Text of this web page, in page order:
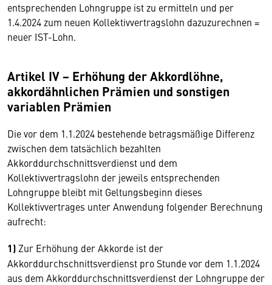
entsprechenden Lohngruppe ist zu ermitteln und per
1.4.2024 zum neuen Kollektivvertragslohn dazuzurechnen =
neuer IST-Lohn.
Artikel IV − Erhöhung der Akkordlöhne,
akkordähnlichen Prämien und sonstigen
variablen Prämien
Die vor dem 1.1.2024 bestehende betragsmäßige Differenz
zwischen dem tatsächlich bezahlten
Akkorddurchschnittsverdienst und dem
Kollektivvertragslohn der jeweils entsprechenden
Lohngruppe bleibt mit Geltungsbeginn dieses
Kollektivvertrages unter Anwendung folgender Berechnung
aufrecht:
1) Zur Erhöhung der Akkorde ist der
Akkorddurchschnittsverdienst pro Stunde vor dem 1.1.2024
aus dem Akkorddurchschnittsverdienst der Lohngruppe der